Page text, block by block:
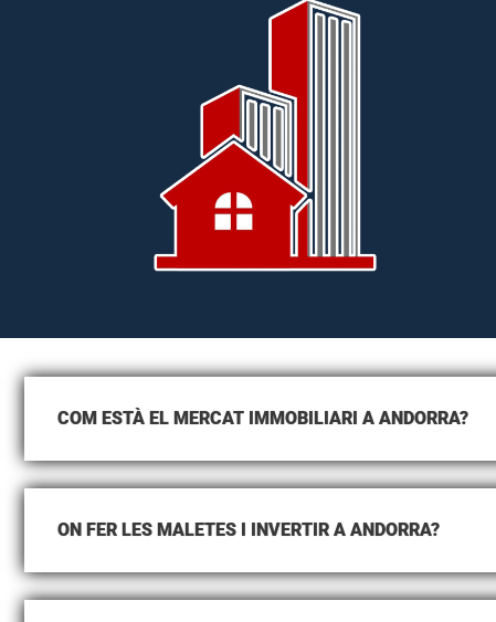
COM ESTÀ EL MERCAT IMMOBILIARI A ANDORRA?
ON FER LES MALETES I INVERTIR A ANDORRA?